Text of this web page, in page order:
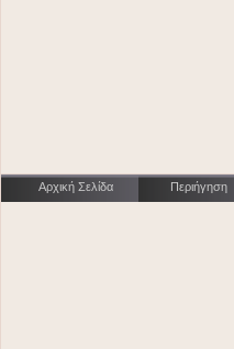
Αρχική Σελίδα Περιήγηση